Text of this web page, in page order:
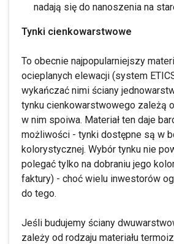
nadają się do nanoszenia na
Tynki cienkowarstwowe
To obecnie najpopularniejszy
ocieplanych elewacji (system
wykańczać nimi ściany
tynku cienkowarstwowego zależą
w nim spoiwa. Materiał ten daje
możliwości - tynki dostępne są w
kolorystycznej. Wybór tynku nie
polegać tylko na dobraniu jego
faktury) - choć wielu inwestorów
do tego.
Jeśli budujemy ściany
zależy od rodzaju materiału